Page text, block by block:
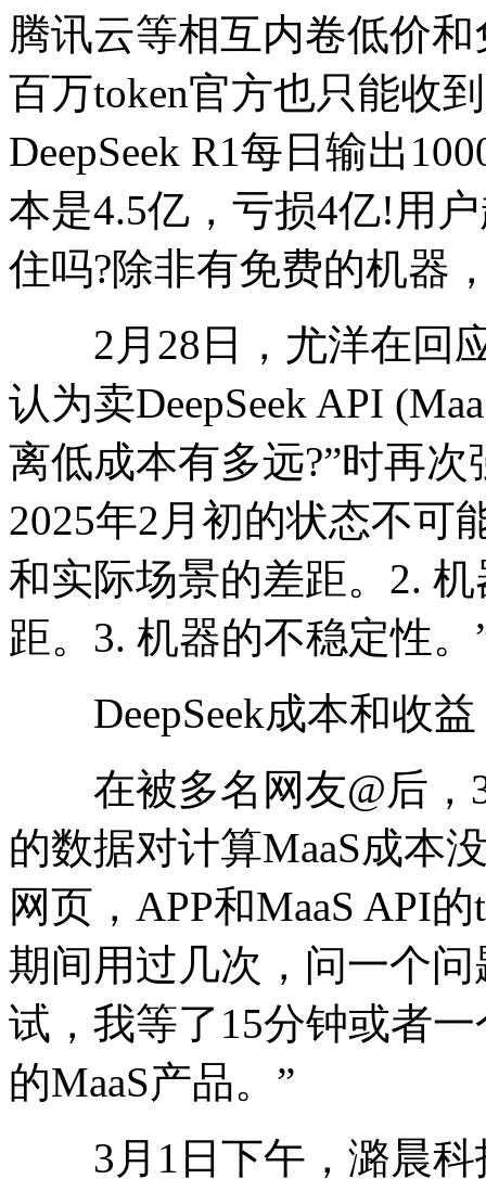
腾讯云等相互内卷低价和
百万token官方也只能收
DeepSeek R1每日输出
本是4.5亿，亏损4亿!用
住吗?除非有免费的机器
2月28日，尤洋在回应
认为卖DeepSeek API
离低成本有多远?”时再
2025年2月初的状态不可
和实际场景的差距。2.
距。3. 机器的不稳定性。
DeepSeek成本和收益
在被多名网友@后，3
的数据对计算MaaS成本
网页，APP和MaaS API
期间用过几次，问一个
试，我等了15分钟或者
的MaaS产品。”
3月1日下午，潞晨科